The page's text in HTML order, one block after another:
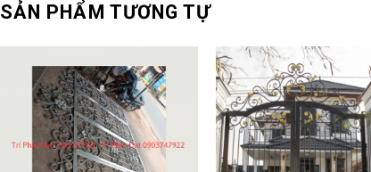
SẢN PHẨM TƯƠNG TỰ